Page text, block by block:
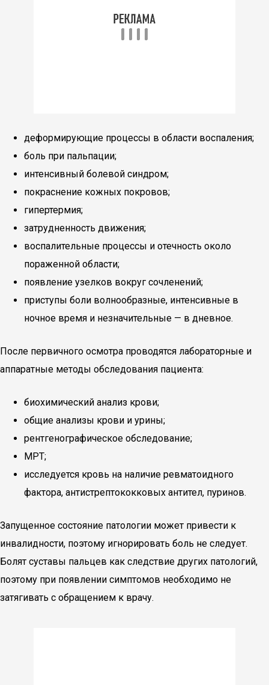
деформирующие процессы в области воспаления;
боль при пальпации;
интенсивный болевой синдром;
покраснение кожных покровов;
гипертермия;
затрудненность движения;
воспалительные процессы и отечность около
пораженной области;
появление узелков вокруг сочленений;
приступы боли волнообразные, интенсивные в
ночное время и незначительные — в дневное.
После первичного осмотра проводятся лабораторные и
аппаратные методы обследования пациента:
биохимический анализ крови;
общие анализы крови и урины;
рентгенографическое обследование;
МРТ;
исследуется кровь на наличие ревматоидного
фактора, антистрептококковых антител, пуринов.
Запущенное состояние патологии может привести к
инвалидности, поэтому игнорировать боль не следует.
Болят суставы пальцев как следствие других патологий,
поэтому при появлении симптомов необходимо не
затягивать с обращением к врачу.